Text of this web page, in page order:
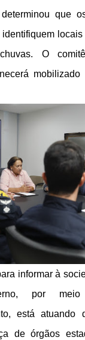
que
O
informar à
por
está atuando
de órgãos